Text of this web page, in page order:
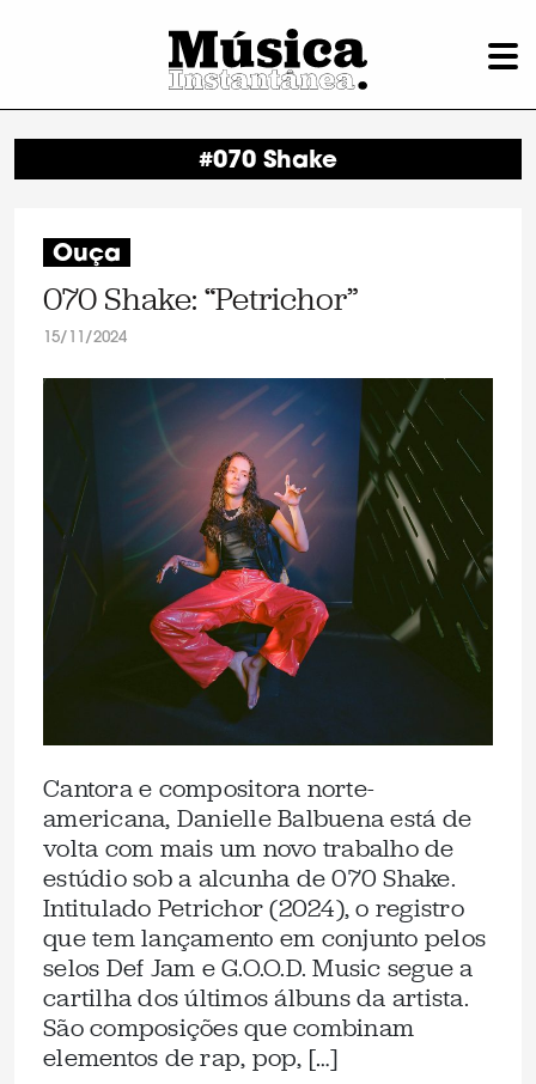
#070 Shake
Ouça
070 Shake: “Petrichor”
15/11/2024
Cantora e compositora norte-
americana, Danielle Balbuena está de
volta com mais um novo trabalho de
estúdio sob a alcunha de 070 Shake.
Intitulado Petrichor (2024), o registro
que tem lançamento em conjunto pelos
selos Def Jam e G.O.O.D. Music segue a
cartilha dos últimos álbuns da artista.
São composições que combinam
elementos de rap, pop, […]